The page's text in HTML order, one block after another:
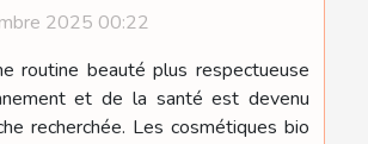
2025 00:22
routine beauté plus respectueuse
et de la santé est devenu
recherchée. Les cosmétiques bio